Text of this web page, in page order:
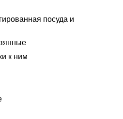
посуда и
к ним